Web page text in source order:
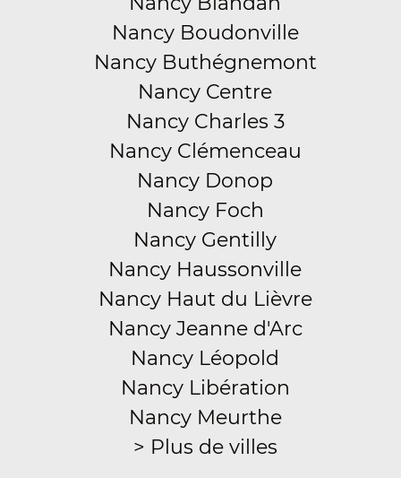
Nancy Boudonville
Nancy Buthégnemont
Nancy Centre
Nancy Charles 3
Nancy Clémenceau
Nancy Donop
Nancy Foch
Nancy Gentilly
Nancy Haussonville
Nancy Haut du Lièvre
Nancy Jeanne d'Arc
Nancy Léopold
Nancy Libération
Nancy Meurthe
> Plus de villes